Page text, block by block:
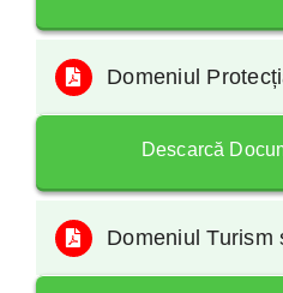
Domeniul
Descarcă
Domeniul Turism